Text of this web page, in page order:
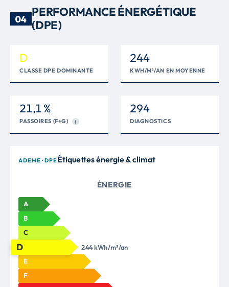
04
PERFORMANCE ÉNERGÉTIQUE
(DPE)
D
CLASSE DPE DOMINANTE
244
KWH/M²/AN EN MOYENNE
21,1 %
PASSOIRES (F+G) I
294
DIAGNOSTICS
ADEME · DPEÉtiquettes énergie & climat
ÉNERGIE
A
B
C
D 244 kWh/m²/an
E
F